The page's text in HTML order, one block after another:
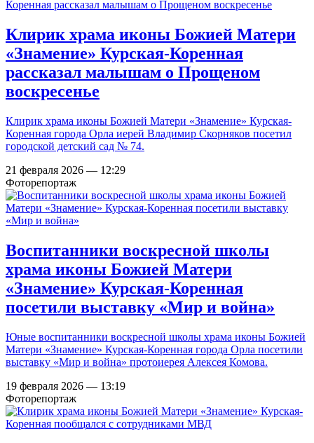
Клирик храма иконы Божией Матери
«Знамение» Курская-Коренная
рассказал малышам о Прощеном
воскресенье
Клирик храма иконы Божией Матери «Знамение» Курская-
Коренная города Орла иерей Владимир Скорняков посетил
городской детский сад № 74.
21 февраля 2026 — 12:29
Фоторепортаж
Воспитанники воскресной школы
храма иконы Божией Матери
«Знамение» Курская-Коренная
посетили выставку «Мир и война»
Юные воспитанники воскресной школы храма иконы Божией
Матери «Знамение» Курская-Коренная города Орла посетили
выставку «Мир и война» протоиерея Алексея Комова.
19 февраля 2026 — 13:19
Фоторепортаж